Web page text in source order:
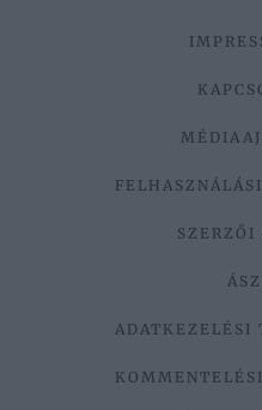
SZERZŐI
ADATKEZELÉSI